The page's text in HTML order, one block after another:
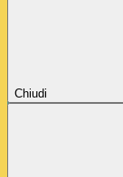
Chiudi